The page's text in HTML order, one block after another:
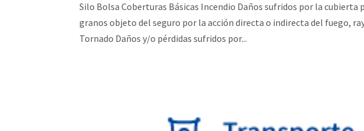
Silo Bolsa Coberturas Básicas Incendio Daños sufridos por la cubierta
granos objeto del seguro por la acción directa o indirecta del fuego,
Tornado Daños y/o pérdidas sufridos por...